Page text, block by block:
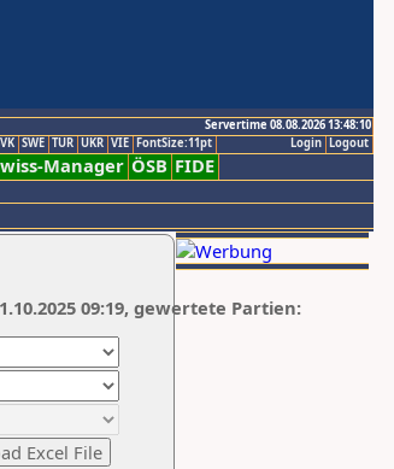
Servertime 08.08.2026 13:48:10
Logout
Login
SWE TUR UKR VIE FontSize:11pt
Manager ÖSB FIDE
09:19, gewertete Partien: